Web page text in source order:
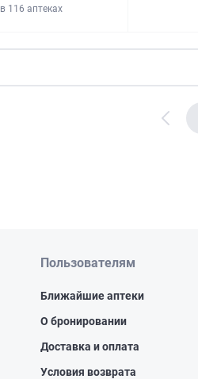
в 116 аптеках
Пользователям
Ближайшие аптеки
О бронировании
Доставка и оплата
Условия возврата